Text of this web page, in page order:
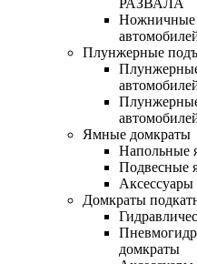
РАЗВАЛА
Ножничные
Плунжерные
Ямные домкраты
Напольные
Подвесные
Домкраты
домкраты